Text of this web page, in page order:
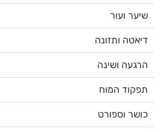
שיער ועור
דיאטה ותזונה
הרגעה ושינה
תפקוד המוח
כושר וספורט